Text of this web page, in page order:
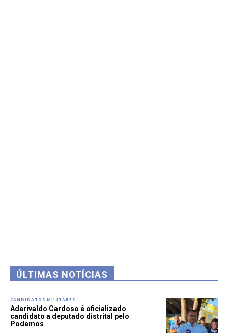
ÚLTIMAS NOTÍCIAS
CANDIDATOS MILITARES
Aderivaldo Cardoso é oficializado
candidato a deputado distrital pelo
Podemos